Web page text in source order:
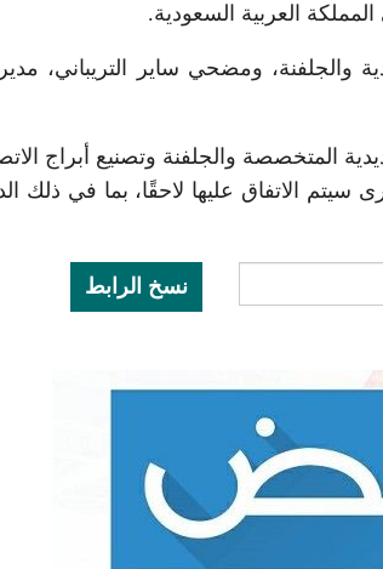
العربية السعودية.
والجلفنة، ومضحي ساير التريباني،
المتخصصة والجلفنة وتصنيع أبراج
الاتفاق عليها لاحقًا، بما في ذلك
نسخ الرابط